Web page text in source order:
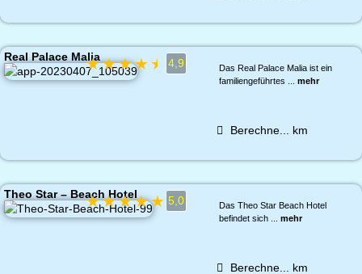
Real Palace Malia
★★★★★ 4,9
Das Real Palace Malia ist ein
familiengeführtes ... mehr
Berechne... km
Theo Star – Beach Hotel
★★★★★ 5,0
Das Theo Star Beach Hotel
befindet sich ... mehr
Berechne... km